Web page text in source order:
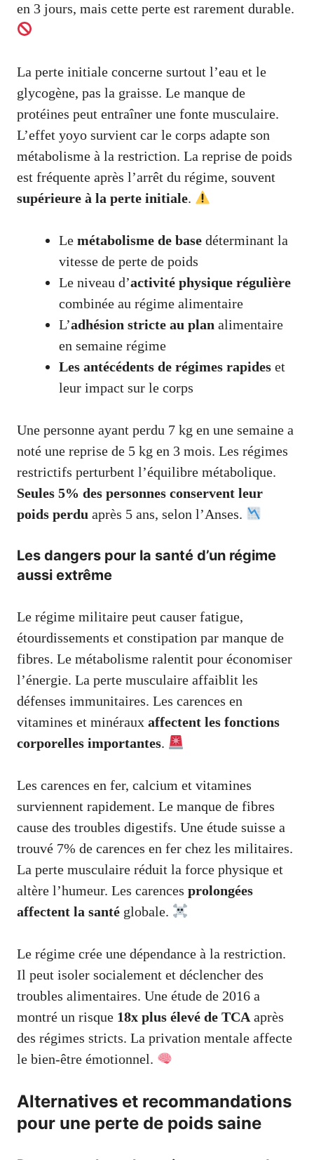
en 3 jours, mais cette perte est rarement durable.
La perte initiale concerne surtout l’eau et le
glycogène, pas la graisse. Le manque de
protéines peut entraîner une fonte musculaire.
L’effet yoyo survient car le corps adapte son
métabolisme à la restriction. La reprise de poids
est fréquente après l’arrêt du régime, souvent
supérieure à la perte initiale.
Le métabolisme de base déterminant la
vitesse de perte de poids
Le niveau d’activité physique régulière
combinée au régime alimentaire
L’adhésion stricte au plan alimentaire
en semaine régime
Les antécédents de régimes rapides et
leur impact sur le corps
Une personne ayant perdu 7 kg en une semaine a
noté une reprise de 5 kg en 3 mois. Les régimes
restrictifs perturbent l’équilibre métabolique.
Seules 5% des personnes conservent leur
poids perdu après 5 ans, selon l’Anses.
Les dangers pour la santé d’un régime
aussi extrême
Le régime militaire peut causer fatigue,
étourdissements et constipation par manque de
fibres. Le métabolisme ralentit pour économiser
l’énergie. La perte musculaire affaiblit les
défenses immunitaires. Les carences en
vitamines et minéraux affectent les fonctions
corporelles importantes.
Les carences en fer, calcium et vitamines
surviennent rapidement. Le manque de fibres
cause des troubles digestifs. Une étude suisse a
trouvé 7% de carences en fer chez les militaires.
La perte musculaire réduit la force physique et
altère l’humeur. Les carences prolongées
affectent la santé globale.
Le régime crée une dépendance à la restriction.
Il peut isoler socialement et déclencher des
troubles alimentaires. Une étude de 2016 a
montré un risque 18x plus élevé de TCA après
des régimes stricts. La privation mentale affecte
le bien-être émotionnel.
Alternatives et recommandations
pour une perte de poids saine